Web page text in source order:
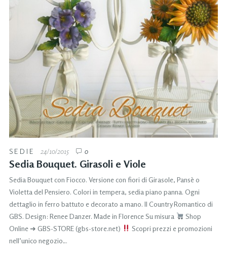
SEDIE 24/10/2015 0
Sedia Bouquet. Girasoli e Viole
Sedia Bouquet con Fiocco. Versione con fiori di Girasole, Pansè o
Violetta del Pensiero. Colori in tempera, sedia piano panna. Ogni
dettaglio in ferro battuto e decorato a mano. Il Country Romantico di
GBS. Design: Renee Danzer. Made in Florence Su misura
Shop
Online ➜ GBS-STORE (gbs-store.net)
Scopri prezzi e promozioni
nell’unico negozio…